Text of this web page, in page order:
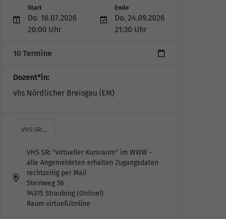
Start
Do. 16.07.2026
20:00 Uhr
Ende
Do. 24.09.2026
21:30 Uhr
10 Termine
Dozent*in:
vhs Nördlicher Breisgau (EM)
VHS SR:…
VHS SR: "virtueller Kursraum" im WWW -
alle Angemeldeten erhalten Zugangsdaten
rechtzeitig per Mail
Steinweg 56
94315 Straubing (Online!)
Raum virtuell/online